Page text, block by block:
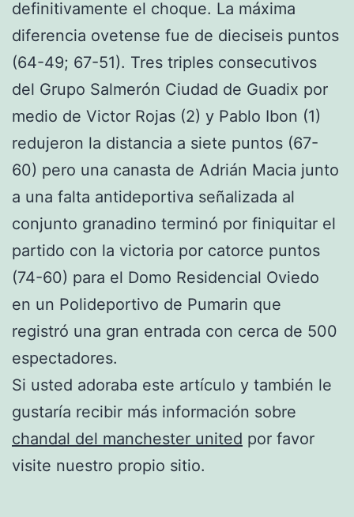
definitivamente el choque. La máxima
diferencia ovetense fue de dieciseis puntos
(64-49; 67-51). Tres triples consecutivos
del Grupo Salmerón Ciudad de Guadix por
medio de Victor Rojas (2) y Pablo Ibon (1)
redujeron la distancia a siete puntos (67-
60) pero una canasta de Adrián Macia junto
a una falta antideportiva señalizada al
conjunto granadino terminó por finiquitar el
partido con la victoria por catorce puntos
(74-60) para el Domo Residencial Oviedo
en un Polideportivo de Pumarin que
registró una gran entrada con cerca de 500
espectadores.
Si usted adoraba este artículo y también le
gustaría recibir más información sobre
chandal del manchester united por favor
visite nuestro propio sitio.